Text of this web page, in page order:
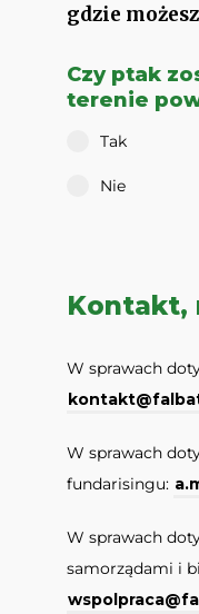
gdzie
Czy ptak
terenie
Tak
Nie
Kontakt,
W sprawach
W sprawach
fundarisingu:
W sprawach
samorządami i